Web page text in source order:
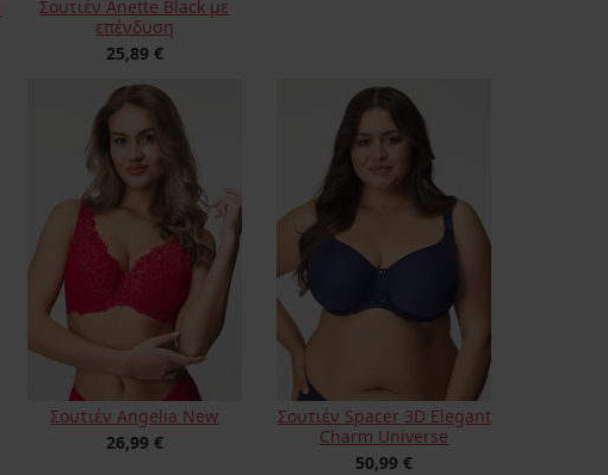
Σουτιέν Anette Black με
επένδυση
25,89 €
Σουτιέν Angelia New
26,99 €
Σουτιέν Spacer 3D Elegant
Charm Universe
50,99 €